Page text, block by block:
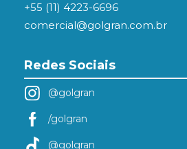
+55 (11) 4223-6696
comercial@golgran.com.br
Redes Sociais
@golgran
/golgran
@golgran